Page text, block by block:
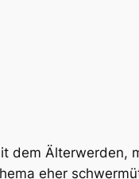
dem
eher